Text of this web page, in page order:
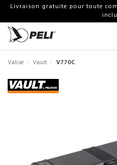
Livraison gratuite pour toute
Valise Vault V770C